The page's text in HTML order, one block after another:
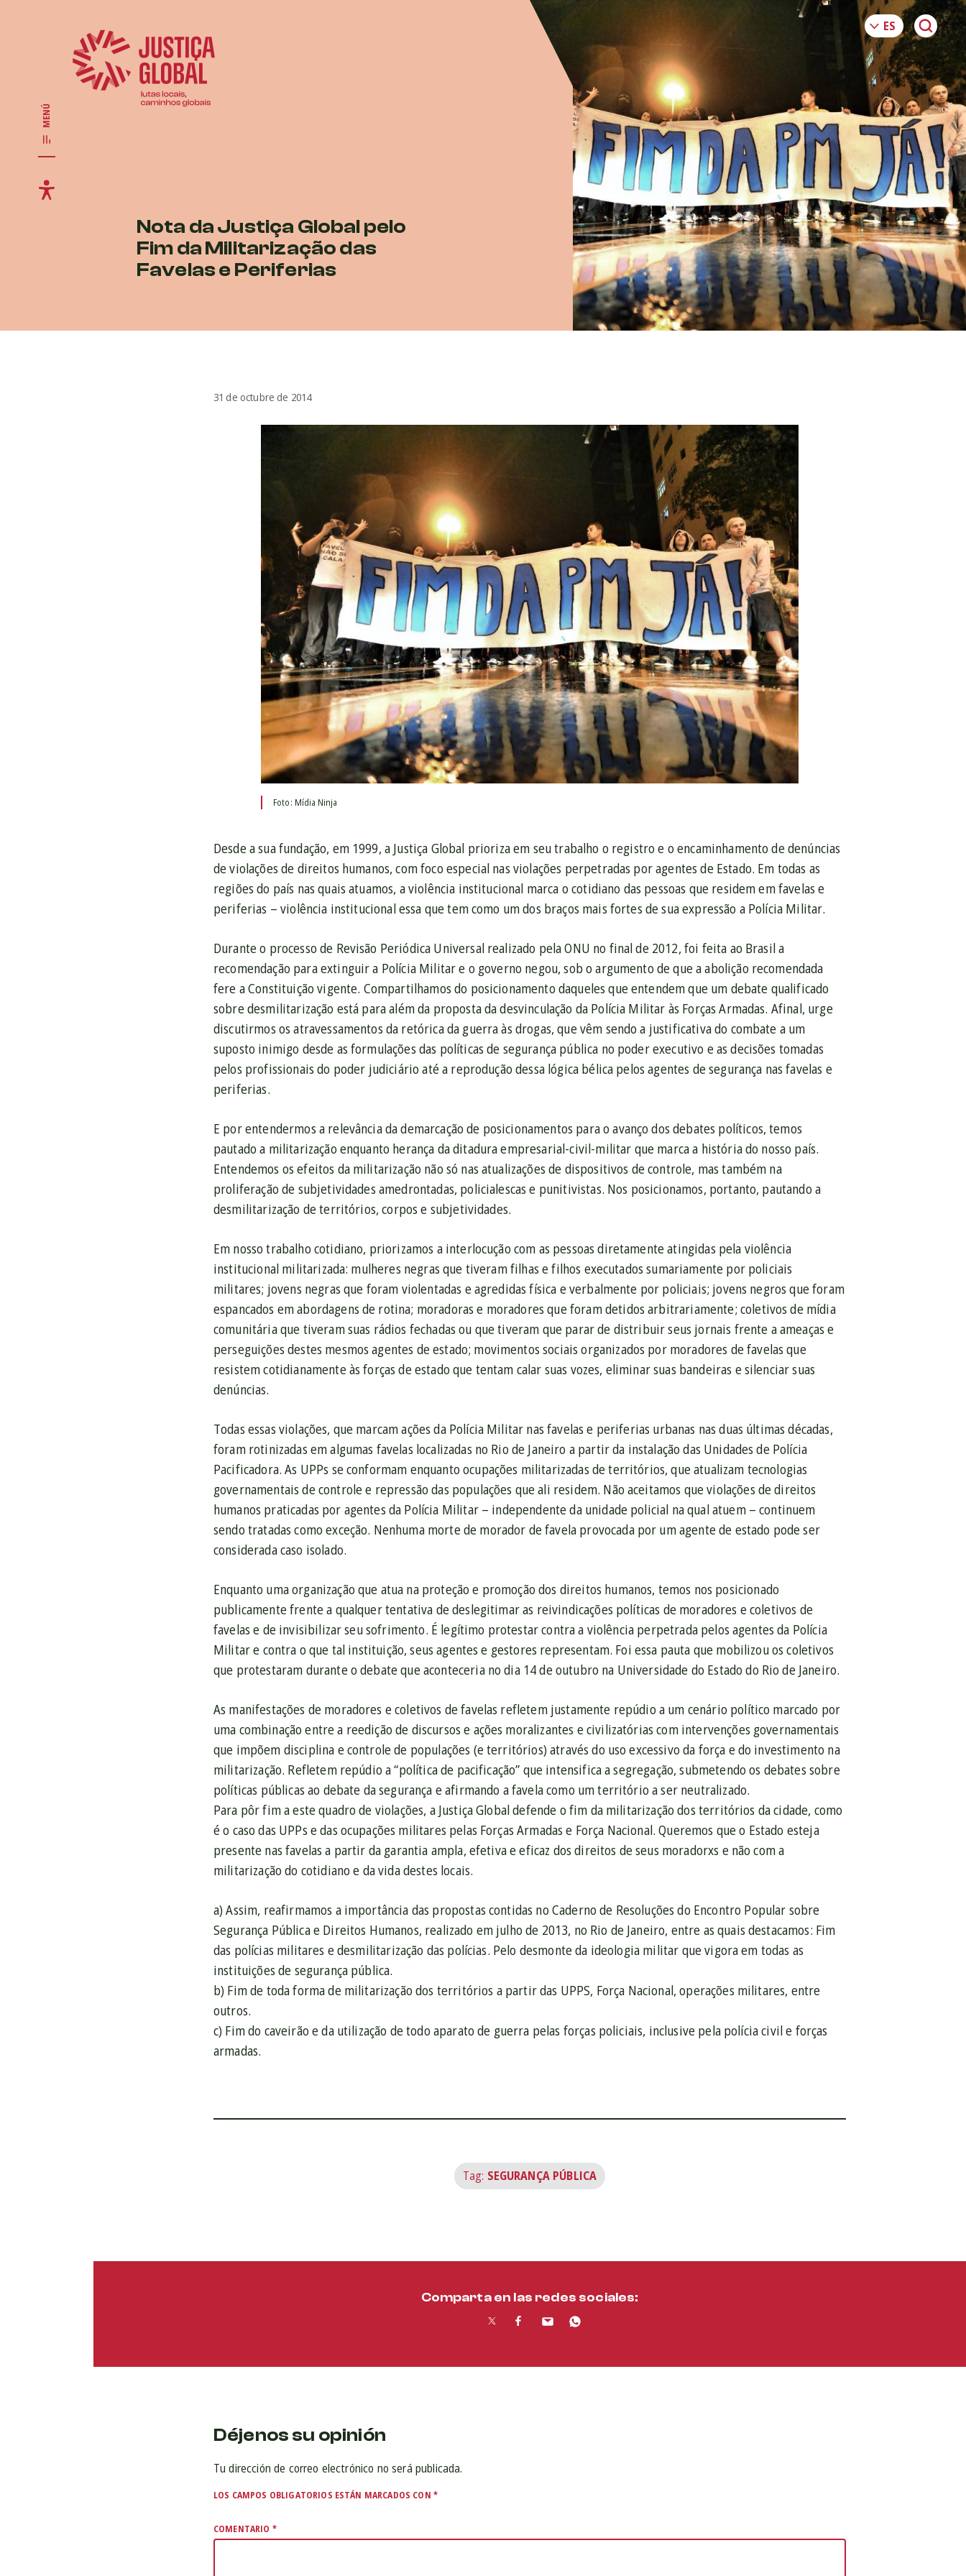
MENÚ
Nota da Justiça Global pelo
Fim da Militarização das
Favelas e Periferias
31 de octubre de 2014
Foto: Mídia Ninja
Desde a sua fundação, em 1999, a Justiça Global prioriza em seu trabalho o registro e o encaminhamento de denúncias
de violações de direitos humanos, com foco especial nas violações perpetradas por agentes de Estado. Em todas as
regiões do país nas quais atuamos, a violência institucional marca o cotidiano das pessoas que residem em favelas e
periferias – violência institucional essa que tem como um dos braços mais fortes de sua expressão a Polícia Militar.
Durante o processo de Revisão Periódica Universal realizado pela ONU no final de 2012, foi feita ao Brasil a
recomendação para extinguir a Polícia Militar e o governo negou, sob o argumento de que a abolição recomendada
fere a Constituição vigente. Compartilhamos do posicionamento daqueles que entendem que um debate qualificado
sobre desmilitarização está para além da proposta da desvinculação da Polícia Militar às Forças Armadas. Afinal, urge
discutirmos os atravessamentos da retórica da guerra às drogas, que vêm sendo a justificativa do combate a um
suposto inimigo desde as formulações das políticas de segurança pública no poder executivo e as decisões tomadas
pelos profissionais do poder judiciário até a reprodução dessa lógica bélica pelos agentes de segurança nas favelas e
periferias.
E por entendermos a relevância da demarcação de posicionamentos para o avanço dos debates políticos, temos
pautado a militarização enquanto herança da ditadura empresarial-civil-militar que marca a história do nosso país.
Entendemos os efeitos da militarização não só nas atualizações de dispositivos de controle, mas também na
proliferação de subjetividades amedrontadas, policialescas e punitivistas. Nos posicionamos, portanto, pautando a
desmilitarização de territórios, corpos e subjetividades.
Em nosso trabalho cotidiano, priorizamos a interlocução com as pessoas diretamente atingidas pela violência
institucional militarizada: mulheres negras que tiveram filhas e filhos executados sumariamente por policiais
militares; jovens negras que foram violentadas e agredidas física e verbalmente por policiais; jovens negros que foram
espancados em abordagens de rotina; moradoras e moradores que foram detidos arbitrariamente; coletivos de mídia
comunitária que tiveram suas rádios fechadas ou que tiveram que parar de distribuir seus jornais frente a ameaças e
perseguições destes mesmos agentes de estado; movimentos sociais organizados por moradores de favelas que
resistem cotidianamente às forças de estado que tentam calar suas vozes, eliminar suas bandeiras e silenciar suas
denúncias.
Todas essas violações, que marcam ações da Polícia Militar nas favelas e periferias urbanas nas duas últimas décadas,
foram rotinizadas em algumas favelas localizadas no Rio de Janeiro a partir da instalação das Unidades de Polícia
Pacificadora. As UPPs se conformam enquanto ocupações militarizadas de territórios, que atualizam tecnologias
governamentais de controle e repressão das populações que ali residem. Não aceitamos que violações de direitos
humanos praticadas por agentes da Polícia Militar – independente da unidade policial na qual atuem – continuem
sendo tratadas como exceção. Nenhuma morte de morador de favela provocada por um agente de estado pode ser
considerada caso isolado.
Enquanto uma organização que atua na proteção e promoção dos direitos humanos, temos nos posicionado
publicamente frente a qualquer tentativa de deslegitimar as reivindicações políticas de moradores e coletivos de
favelas e de invisibilizar seu sofrimento. É legítimo protestar contra a violência perpetrada pelos agentes da Polícia
Militar e contra o que tal instituição, seus agentes e gestores representam. Foi essa pauta que mobilizou os coletivos
que protestaram durante o debate que aconteceria no dia 14 de outubro na Universidade do Estado do Rio de Janeiro.
As manifestações de moradores e coletivos de favelas refletem justamente repúdio a um cenário político marcado por
uma combinação entre a reedição de discursos e ações moralizantes e civilizatórias com intervenções governamentais
que impõem disciplina e controle de populações (e territórios) através do uso excessivo da força e do investimento na
militarização. Refletem repúdio a “política de pacificação” que intensifica a segregação, submetendo os debates sobre
políticas públicas ao debate da segurança e afirmando a favela como um território a ser neutralizado.
Para pôr fim a este quadro de violações, a Justiça Global defende o fim da militarização dos territórios da cidade, como
é o caso das UPPs e das ocupações militares pelas Forças Armadas e Força Nacional. Queremos que o Estado esteja
presente nas favelas a partir da garantia ampla, efetiva e eficaz dos direitos de seus moradorxs e não com a
militarização do cotidiano e da vida destes locais.
a) Assim, reafirmamos a importância das propostas contidas no Caderno de Resoluções do Encontro Popular sobre
Segurança Pública e Direitos Humanos, realizado em julho de 2013, no Rio de Janeiro, entre as quais destacamos: Fim
das polícias militares e desmilitarização das polícias. Pelo desmonte da ideologia militar que vigora em todas as
instituições de segurança pública.
b) Fim de toda forma de militarização dos territórios a partir das UPPS, Força Nacional, operações militares, entre
outros.
c) Fim do caveirão e da utilização de todo aparato de guerra pelas forças policiais, inclusive pela polícia civil e forças
armadas.
Tag: SEGURANÇA PÚBLICA
Comparta en las redes sociales:
Déjenos su opinión
Tu dirección de correo electrónico no será publicada.
LOS CAMPOS OBLIGATORIOS ESTÁN MARCADOS CON *
COMENTARIO *